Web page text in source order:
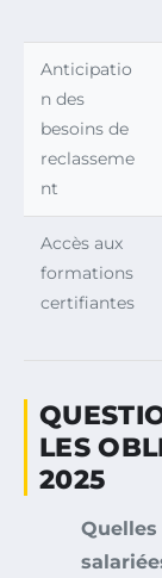
Anticipatio
n des
besoins de
reclasseme
nt
Accès aux
formations
certifiantes
LES
2025